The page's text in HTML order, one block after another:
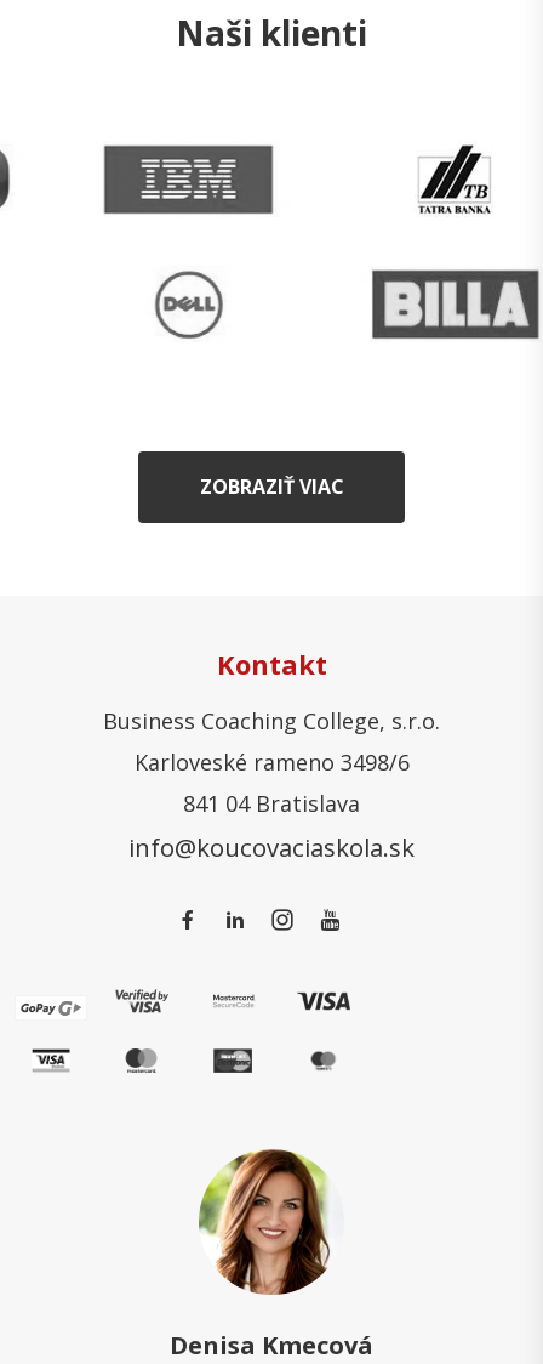
Naši klienti
ZOBRAZIŤ VIAC
Kontakt
Business Coaching College, s.r.o.
Karloveské rameno 3498/6
841 04 Bratislava
info@koucovaciaskola.sk
Denisa Kmecová